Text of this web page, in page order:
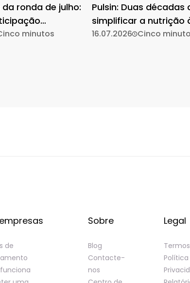
ronda de julho:
minutos
Pulsin: Duas décadas
simplificar a nutrição
de plantas
16.07.2026 Cinco
de
Sobre
Blog
Contacte-
nos
Legal
Política